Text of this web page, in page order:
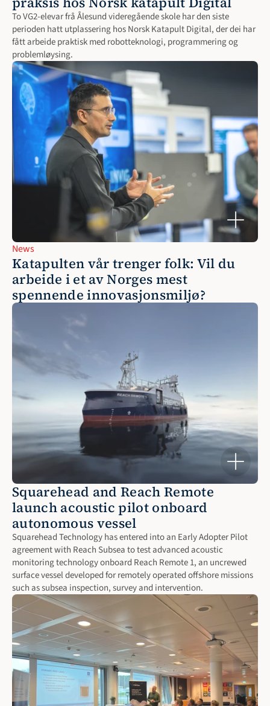
To VG2-elevar frå Ålesund videregående skole har den siste
perioden hatt utplassering hos Norsk Katapult Digital, der dei har
fått arbeide praktisk med robotteknologi, programmering og
problemløysing.
News
Katapulten vår trenger folk: Vil du
arbeide i et av Norges mest
spennende innovasjonsmiljø?
Squarehead and Reach Remote
launch acoustic pilot onboard
autonomous vessel
Squarehead Technology has entered into an Early Adopter Pilot
agreement with Reach Subsea to test advanced acoustic
monitoring technology onboard Reach Remote 1, an uncrewed
surface vessel developed for remotely operated offshore missions
such as subsea inspection, survey and intervention.